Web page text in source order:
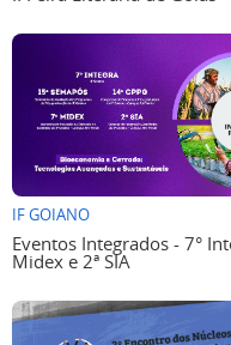
IF GOIANO
Eventos Integrados - 7°
Midex e 2ª SIA